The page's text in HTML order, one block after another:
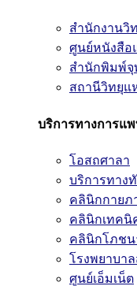
สำนักงานวิ
ศูนย์หนังสือ
สำนักพิมพ์จุ
สถานีวิทยุแ
บริการทางการแ
โอสถศาลา
บริการทาง
คลินิกกายภ
คลินิกเทคนิ
คลินิกโภชน
โรงพยาบา
ศูนย์เอ็มเน็ต